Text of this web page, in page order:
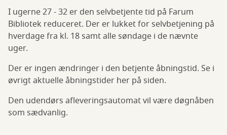
I ugerne 27 - 32 er den selvbetjente tid på Farum
Bibliotek reduceret. Der er lukket for selvbetjening på
hverdage fra kl. 18 samt alle søndage i de nævnte
uger.
Der er ingen ændringer i den betjente åbningstid. Se i
øvrigt aktuelle åbningstider her på siden.
Den udendørs afleveringsautomat vil være døgnåben
som sædvanlig.